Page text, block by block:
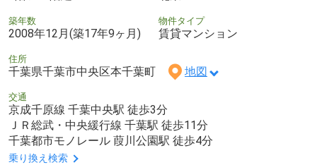
築年数
2008年12月(築17年9ヶ月)
物件タイプ
賃貸マンション
住所
千葉県千葉市中央区本千葉町 地図
交通
京成千原線 千葉中央駅 徒歩3分
ＪＲ総武・中央緩行線 千葉駅 徒歩11分
千葉都市モノレール 葭川公園駅 徒歩4分
乗り換え検索